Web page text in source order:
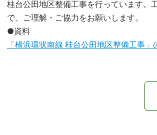
桂台公田地区整備工事を行っています。
で、ご理解・ご協力をお願いします。
●資料
「横浜環状南線 桂台公田地区整備工事」